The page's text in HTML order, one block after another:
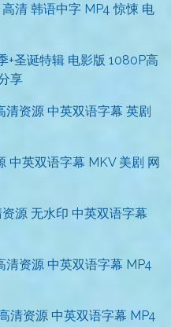
清 韩语中字 MP4 惊悚 电
圣诞特辑 电影版 1080P高
享
资源 中英双语字幕 英剧
中英双语字幕 MKV 美剧 网
源 无水印 中英双语字幕
资源 中英双语字幕 MP4
清资源 中英双语字幕 MP4